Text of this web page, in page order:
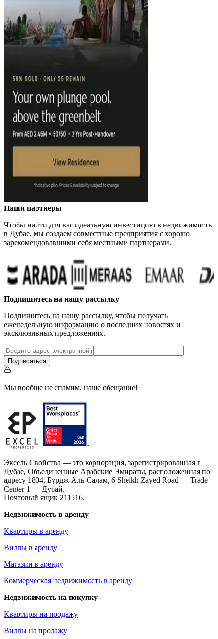
Наши партнеры
Чтобы найти для вас идеальную инвестицию в недвижимость
в Дубае, мы создаем совместные предприятия с хорошо
зарекомендовавшими себя местными партнерами.
Подпишитесь на нашу рассылку
Подпишитесь на нашу рассылку, чтобы получать
еженедельную информацию о последних новостях и
эксклюзивных предложениях.
Подписаться
Мы вообще не спамим, наше обещание!
Эксель Свойства — это корпорация, зарегистрированная в
Дубае, Объединенные Арабские Эмираты, расположенная по
адресу 1804, Бурдж-Аль-Салам, 6 Sheikh Zayed Road — Trade
Center 1 — Дубай.
Почтовый ящик 211516.
Недвижимость в аренду
Квартиры в аренду
Виллы в аренду
Магазин в аренду
Коммерческая недвижимость в аренду
Недвижимость на покупку
Квартиры на продажу
Виллы на продажу